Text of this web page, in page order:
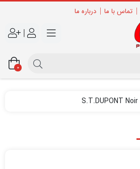
تماس با ما درباره ما
|
0
S.T.DUPONT Noir